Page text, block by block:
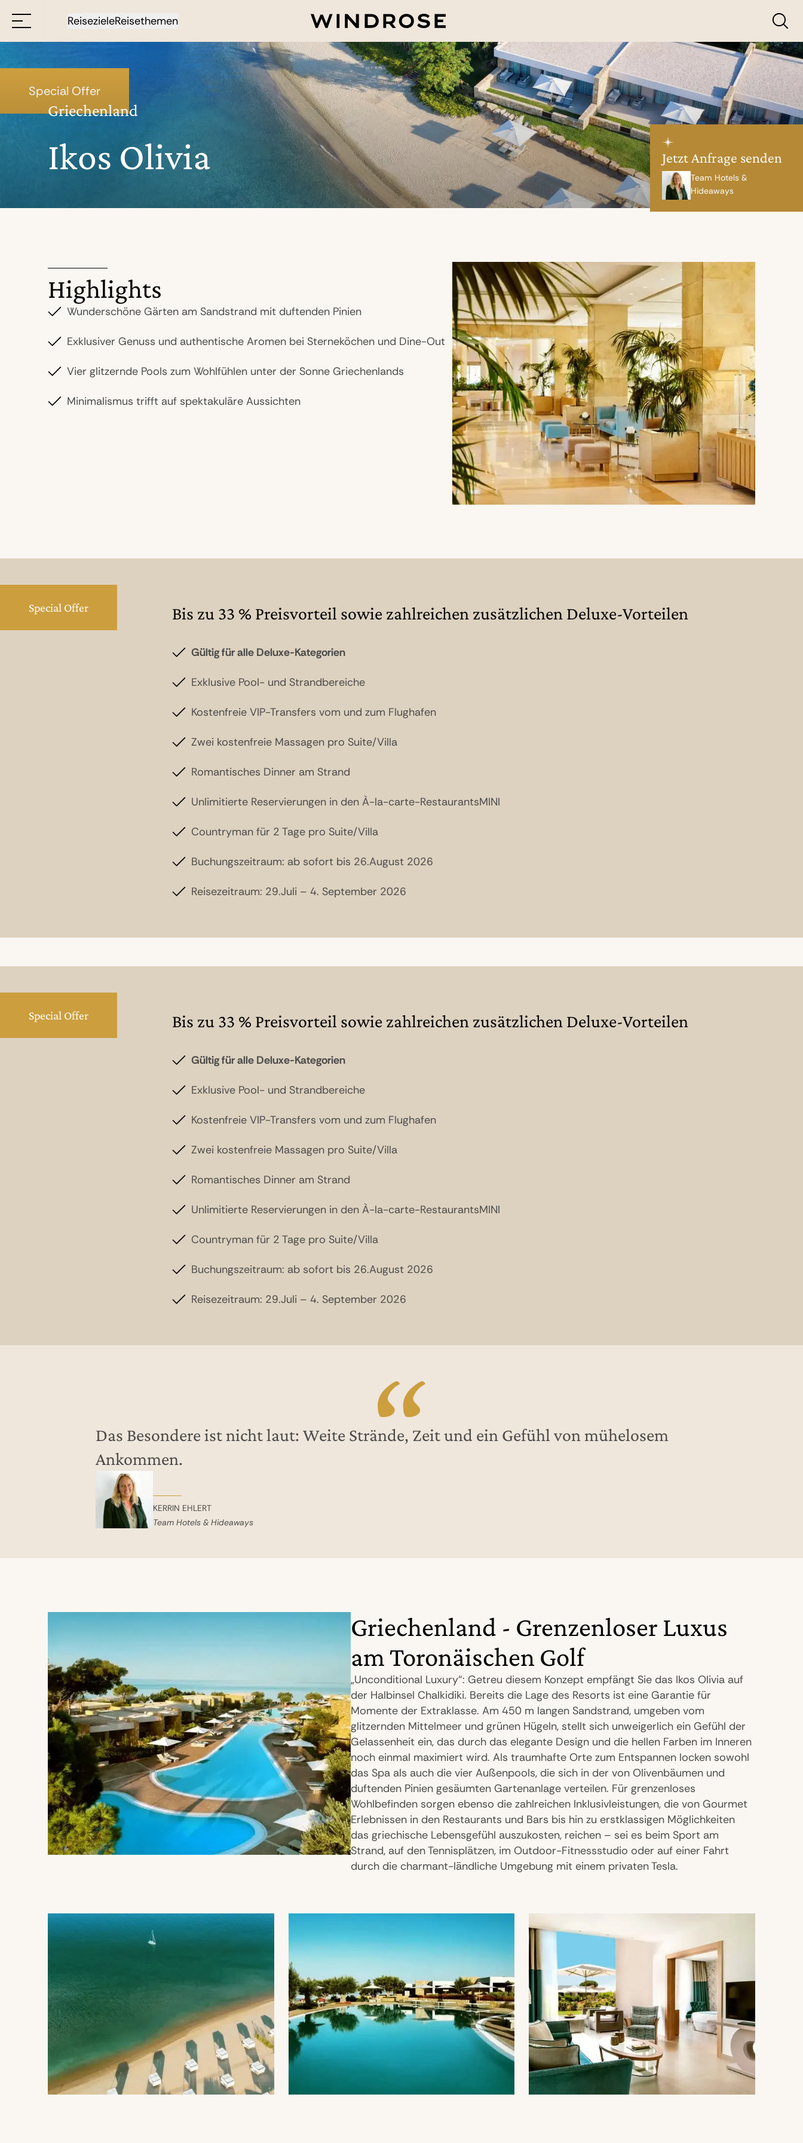
ReisezieleReisethemen
Jetzt Anfrage senden
Team Hotels &
Hideaways
Special Offer
Griechenland
Ikos Olivia
Highlights
Wunderschöne Gärten am Sandstrand mit duftenden Pinien
Exklusiver Genuss und authentische Aromen bei Sterneköchen und Dine-Out
Vier glitzernde Pools zum Wohlfühlen unter der Sonne Griechenlands
Minimalismus trifft auf spektakuläre Aussichten
Special Offer Bis zu 33 % Preisvorteil sowie zahlreichen zusätzlichen Deluxe-Vorteilen
Gültig für alle Deluxe-Kategorien
Exklusive Pool- und Strandbereiche
Kostenfreie VIP-Transfers vom und zum Flughafen
Zwei kostenfreie Massagen pro Suite/Villa
Romantisches Dinner am Strand
Unlimitierte Reservierungen in den À-la-carte-RestaurantsMINI
Countryman für 2 Tage pro Suite/Villa
Buchungszeitraum: ab sofort bis 26.August 2026
Reisezeitraum: 29.Juli – 4. September 2026
Special Offer Bis zu 33 % Preisvorteil sowie zahlreichen zusätzlichen Deluxe-Vorteilen
Gültig für alle Deluxe-Kategorien
Exklusive Pool- und Strandbereiche
Kostenfreie VIP-Transfers vom und zum Flughafen
Zwei kostenfreie Massagen pro Suite/Villa
Romantisches Dinner am Strand
Unlimitierte Reservierungen in den À-la-carte-RestaurantsMINI
Countryman für 2 Tage pro Suite/Villa
Buchungszeitraum: ab sofort bis 26.August 2026
Reisezeitraum: 29.Juli – 4. September 2026
Das Besondere ist nicht laut: Weite Strände, Zeit und ein Gefühl von mühelosem
Ankommen.
KERRIN EHLERT
Team Hotels & Hideaways
Griechenland - Grenzenloser Luxus
am Toronäischen Golf
„Unconditional Luxury“: Getreu diesem Konzept empfängt Sie das Ikos Olivia auf
der Halbinsel Chalkidiki. Bereits die Lage des Resorts ist eine Garantie für
Momente der Extraklasse. Am 450 m langen Sandstrand, umgeben vom
glitzernden Mittelmeer und grünen Hügeln, stellt sich unweigerlich ein Gefühl der
Gelassenheit ein, das durch das elegante Design und die hellen Farben im Inneren
noch einmal maximiert wird. Als traumhafte Orte zum Entspannen locken sowohl
das Spa als auch die vier Außenpools, die sich in der von Olivenbäumen und
duftenden Pinien gesäumten Gartenanlage verteilen. Für grenzenloses
Wohlbefinden sorgen ebenso die zahlreichen Inklusivleistungen, die von Gourmet
Erlebnissen in den Restaurants und Bars bis hin zu erstklassigen Möglichkeiten
das griechische Lebensgefühl auszukosten, reichen – sei es beim Sport am
Strand, auf den Tennisplätzen, im Outdoor-Fitnessstudio oder auf einer Fahrt
durch die charmant-ländliche Umgebung mit einem privaten Tesla.